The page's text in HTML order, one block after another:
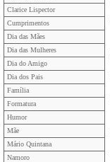
Clarice Lispector
Cumprimentos
Dia das Mães
Dia das Mulheres
Dia do Amigo
Dia dos Pais
Família
Formatura
Humor
Mãe
Mário Quintana
Namoro